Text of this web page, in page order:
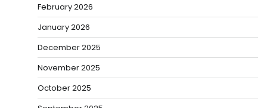
February 2026
January 2026
December 2025
November 2025
October 2025